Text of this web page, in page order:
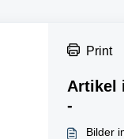
Print
Artikel
-
Bilder